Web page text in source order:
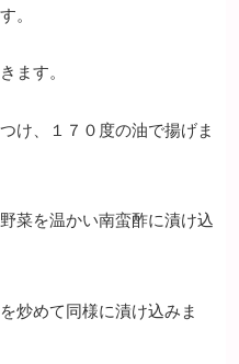
す。
、１７０度の油で揚げま
を温かい南蛮酢に漬け込
めて同様に漬け込みま